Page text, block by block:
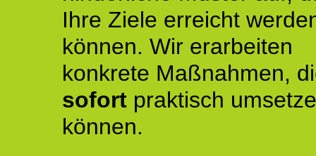
Ihre Ziele erreicht
können. Wir erarbeiten
konkrete Maßnahmen,
sofort praktisch
können.